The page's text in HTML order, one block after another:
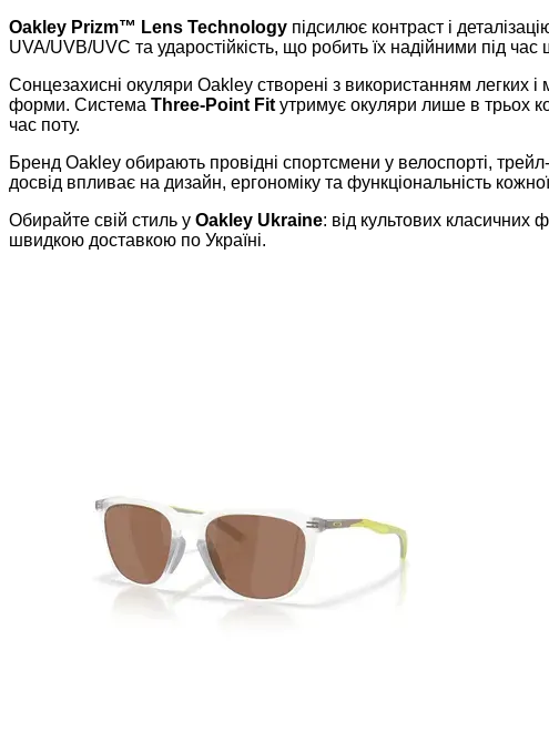
Oakley Prizm™ Lens Technology підсилює контраст і
UVA/UVB/UVC та ударостійкість, що робить їх надійними під
Сонцезахисні окуляри Oakley створені з використанням легких і
форми. Система Three-Point Fit утримує окуляри лише в трьох
час поту.
Бренд Oakley обирають провідні спортсмени у велоспорті,
досвід впливає на дизайн, ергономіку та функціональність
Обирайте свій стиль у Oakley Ukraine: від культових класичних
швидкою доставкою по Україні.